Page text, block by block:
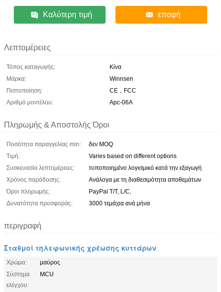
Καλύτερη τιμή επαφή
Λεπτομέρειες
Τόπος καταγωγής:
Κίνα
Μάρκα:
Winnsen
Πιστοποίηση:
CE，FCC
Αριθμό μοντέλου:
Apc-06A
Πληρωμής & Αποστολής Όροι
Ποσότητα παραγγελίας min:
δεν MOQ
Τιμή:
Varies based on different options
Συσκευασία λεπτομέρειες:
τυποποιημένο λογισμικό κατά την εξαγωγή
Χρόνος παράδοσης:
Ανάλογα με τη διαθεσιμότητα αποθεμάτων
Όροι πληρωμής:
PayPal T/T, L/C,
Δυνατότητα προσφοράς:
3000 τεμάχια ανά μήνα
περιγραφή
Σταθμοί τηλεφωνικής χρέωσης κυττάρων
Χρώμα:
μαύρος
Σύστημα
ελέγχου:
MCU